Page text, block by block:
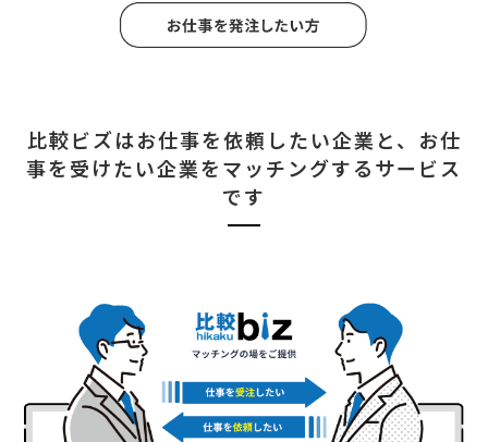
比較ビズはお仕事を依頼したい企業と、 お仕
事を受けたい企業をマッチングするサービス
です